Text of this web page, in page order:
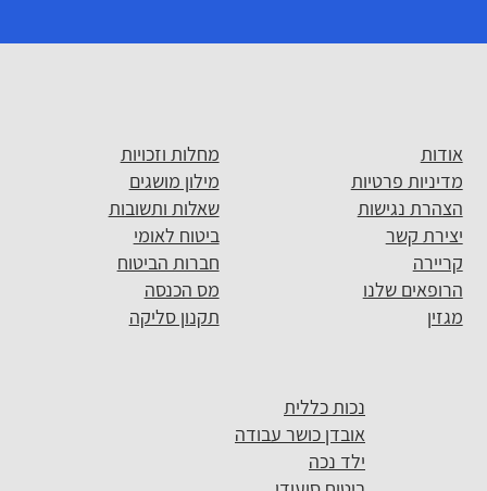
אודות
מדיניות פרטיות
הצהרת נגישות
יצירת קשר
קריירה
הרופאים שלנו
מגזין
מחלות וזכויות
מילון מושגים
שאלות ותשובות
ביטוח לאומי
חברות הביטוח
מס הכנסה
תקנון סליקה
נכות כללית
אובדן כושר עבודה
ילד נכה